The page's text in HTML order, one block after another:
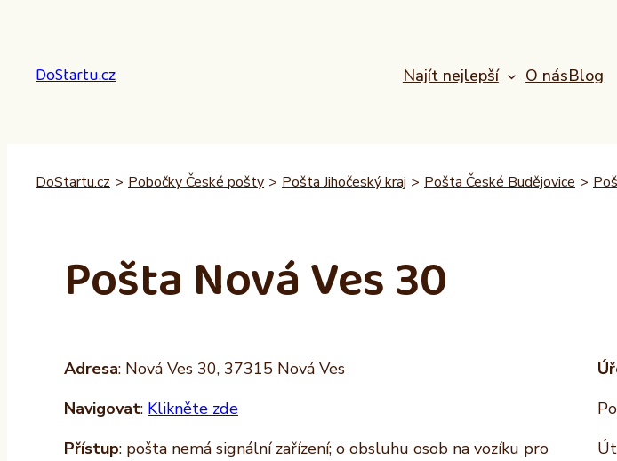
DoStartu.cz Najít nejlepší O násBlog
DoStartu.cz > Pobočky České pošty > Pošta Jihočeský kraj > Pošta České Budějovice >
Pošta Nová Ves 30
Adresa: Nová Ves 30, 37315 Nová Ves
Navigovat: Klikněte zde
Přístup: pošta nemá signální zařízení; o obsluhu osob na vozíku pro